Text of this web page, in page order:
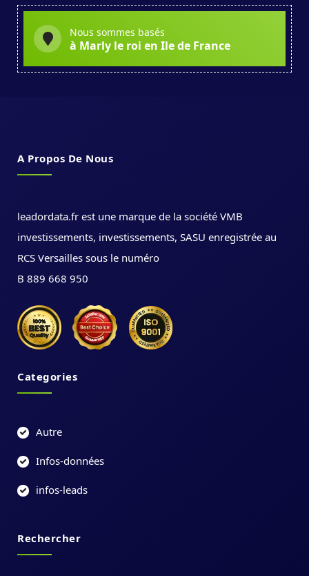
Nous sommes basés
à Marly le roi en Ile de France
A Propos De Nous
leadordata.fr est une marque de la société VMB
investissements, investissements, SASU enregistrée au
RCS Versailles sous le numéro
B 889 668 950
Categories
Autre
Infos-données
infos-leads
Rechercher